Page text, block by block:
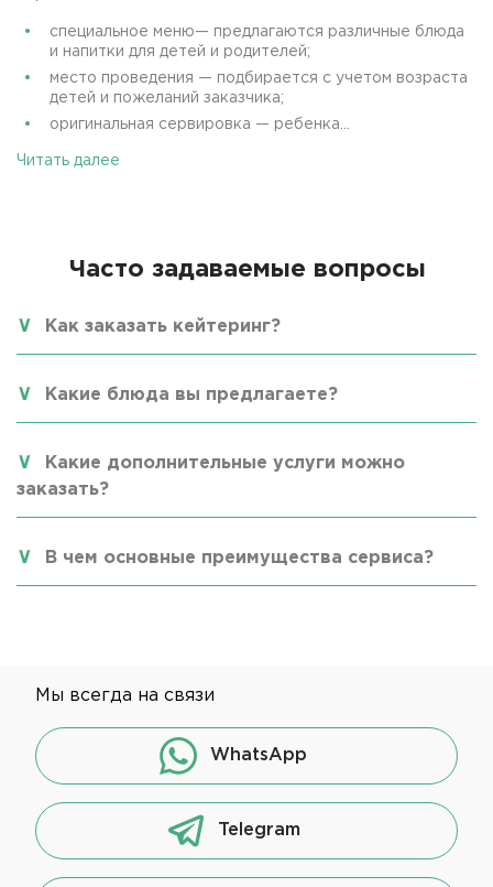
специальное меню— предлагаются различные блюда
и напитки для детей и родителей;
место проведения — подбирается с учетом возраста
детей и пожеланий заказчика;
оригинальная сервировка — ребенка...
Читать далее
Часто задаваемые вопросы
Как заказать кейтеринг?
Какие блюда вы предлагаете?
Какие дополнительные услуги можно
заказать?
В чем основные преимущества сервиса?
Мы всегда на связи
WhatsApp
Telegram